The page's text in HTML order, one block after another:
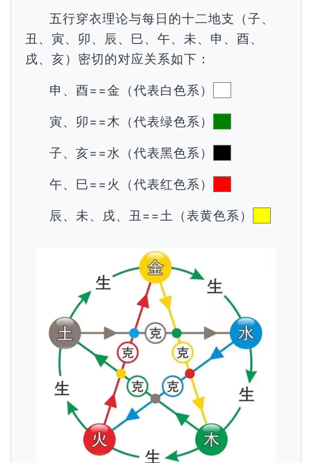
五行穿衣理论与每日的十二地支（子、
丑、寅、卯、辰、巳、午、未、申、酉、
戌、亥）密切的对应关系如下：
申、酉==金（代表白色系）
寅、卯==木（代表绿色系）
子、亥==水（代表黑色系）
午、巳==火（代表红色系）
辰、未、戌、丑==土（表黄色系）